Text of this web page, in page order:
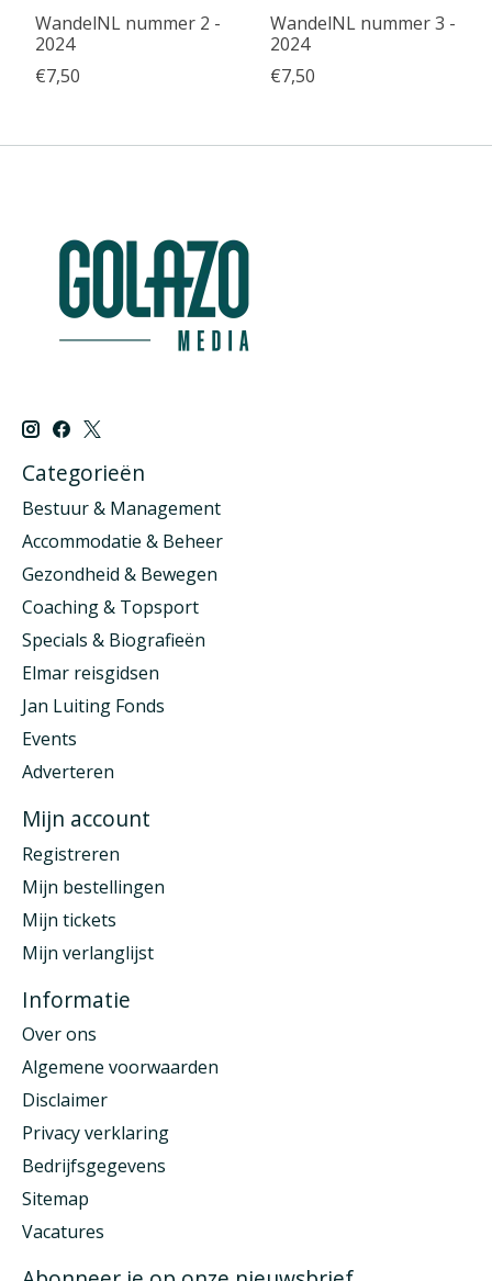
WandelNL nummer 2 -
2024
€7,50
WandelNL nummer 3 -
2024
€7,50
Categorieën
Bestuur & Management
Accommodatie & Beheer
Gezondheid & Bewegen
Coaching & Topsport
Specials & Biografieën
Elmar reisgidsen
Jan Luiting Fonds
Events
Adverteren
Mijn account
Registreren
Mijn bestellingen
Mijn tickets
Mijn verlanglijst
Informatie
Over ons
Algemene voorwaarden
Disclaimer
Privacy verklaring
Bedrijfsgegevens
Sitemap
Vacatures